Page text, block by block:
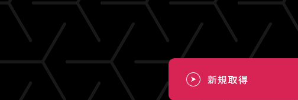
新規取得